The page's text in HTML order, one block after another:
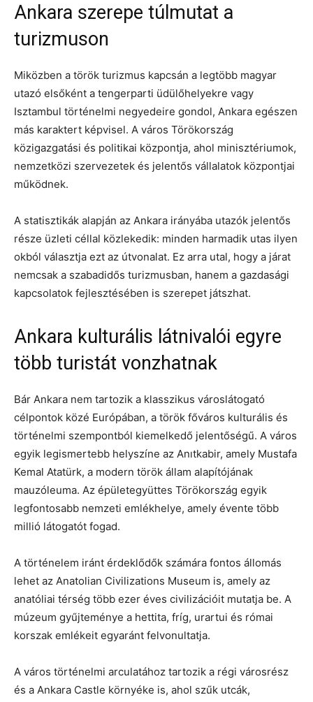
Ankara szerepe túlmutat a
turizmuson
Miközben a török turizmus kapcsán a legtöbb magyar
utazó elsőként a tengerparti üdülőhelyekre vagy
Isztambul történelmi negyedeire gondol, Ankara egészen
más karaktert képvisel. A város Törökország
közigazgatási és politikai központja, ahol minisztériumok,
nemzetközi szervezetek és jelentős vállalatok központjai
működnek.
A statisztikák alapján az Ankara irányába utazók jelentős
része üzleti céllal közlekedik: minden harmadik utas ilyen
okból választja ezt az útvonalat. Ez arra utal, hogy a járat
nemcsak a szabadidős turizmusban, hanem a gazdasági
kapcsolatok fejlesztésében is szerepet játszhat.
Ankara kulturális látnivalói egyre
több turistát vonzhatnak
Bár Ankara nem tartozik a klasszikus városlátogató
célpontok közé Európában, a török főváros kulturális és
történelmi szempontból kiemelkedő jelentőségű. A város
egyik legismertebb helyszíne az Anıtkabir, amely Mustafa
Kemal Atatürk, a modern török állam alapítójának
mauzóleuma. Az épületegyüttes Törökország egyik
legfontosabb nemzeti emlékhelye, amely évente több
millió látogatót fogad.
A történelem iránt érdeklődők számára fontos állomás
lehet az Anatolian Civilizations Museum is, amely az
anatóliai térség több ezer éves civilizációit mutatja be. A
múzeum gyűjteménye a hettita, fríg, urartui és római
korszak emlékeit egyaránt felvonultatja.
A város történelmi arculatához tartozik a régi városrész
és a Ankara Castle környéke is, ahol szűk utcák,